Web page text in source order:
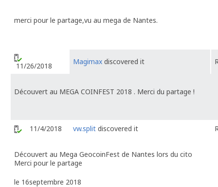
merci pour le partage,vu au mega de Nantes.
11/26/2018 Magimax discovered it
Découvert au MEGA COINFEST 2018 . Merci du partage !
11/4/2018 vw.split discovered it
Découvert au Mega GeocoinFest de Nantes lors du cito
Merci pour le partage
le 16septembre 2018